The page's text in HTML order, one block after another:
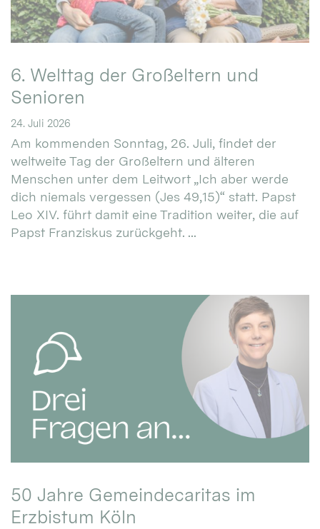
6. Welttag der Großeltern und
Senioren
24. Juli 2026
Am kommenden Sonntag, 26. Juli, findet der
weltweite Tag der Großeltern und älteren
Menschen unter dem Leitwort „Ich aber werde
dich niemals vergessen (Jes 49,15)“ statt. Papst
Leo XIV. führt damit eine Tradition weiter, die auf
Papst Franziskus zurückgeht. ...
50 Jahre Gemeindecaritas im
Erzbistum Köln